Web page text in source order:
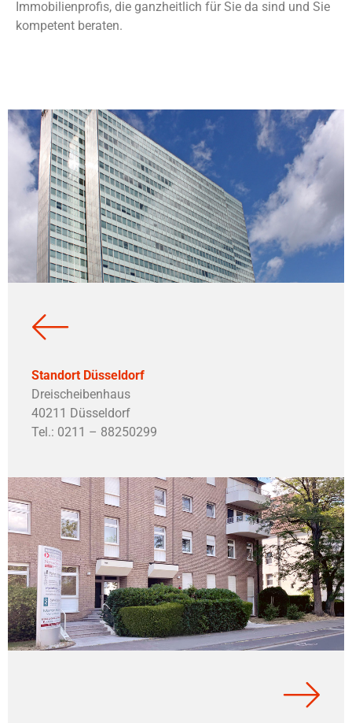
Immobilienprofis, die ganzheitlich für Sie da sind und Sie
kompetent beraten.
Standort Düsseldorf
Dreischeibenhaus
40211 Düsseldorf
Tel.: 0211 – 88250299